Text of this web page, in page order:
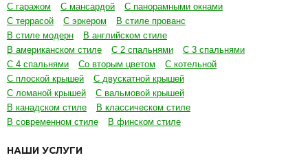
С гаражом
С мансардой
С панорамными окнами
С террасой
С эркером
В стиле прованс
В стиле модерн
В английском стиле
В американском стиле
С 2 спальнями
С 3 спальнями
С 4 спальнями
Со вторым цветом
С котельной
С плоской крышей
С двускатной крышей
С ломаной крышей
С вальмовой крышей
В канадском стиле
В классическом стиле
В современном стиле
В финском стиле
НАШИ УСЛУГИ